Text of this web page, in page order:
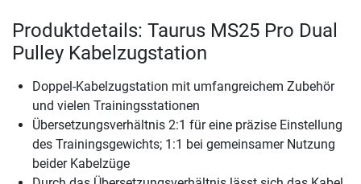
Produktdetails: Taurus MS25 Pro Dual
Pulley Kabelzugstation
Doppel-Kabelzugstation mit umfangreichem Zubehör
und vielen Trainingsstationen
Übersetzungsverhältnis 2:1 für eine präzise Einstellung
des Trainingsgewichts; 1:1 bei gemeinsamer Nutzung
beider Kabelzüge